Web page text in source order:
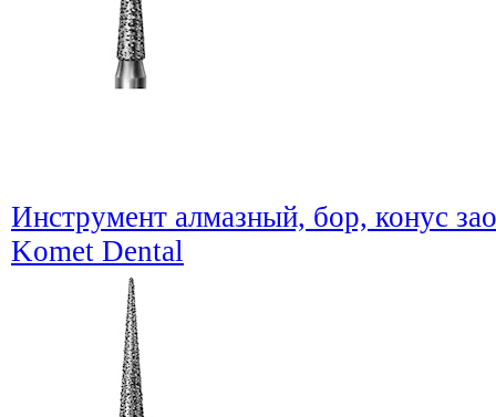
Инструмент алмазный, бор, конус
Komet Dental